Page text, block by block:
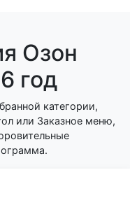
Озон
год
категории,
или Заказное меню,